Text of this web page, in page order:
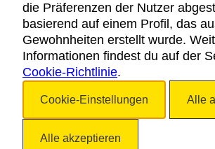
RECHTLICHER HINWEIS
DATENSCHUTZICHTLINIE
COOKIES
BARRIEREFREIHEIT
die Präferenzen der Nutzer
basierend auf einem Profil, das
Gewohnheiten erstellt wurde.
Informationen findest du auf der
Cookie-Richtlinie.
Cookie-Einstellungen Alle
Alle akzeptieren